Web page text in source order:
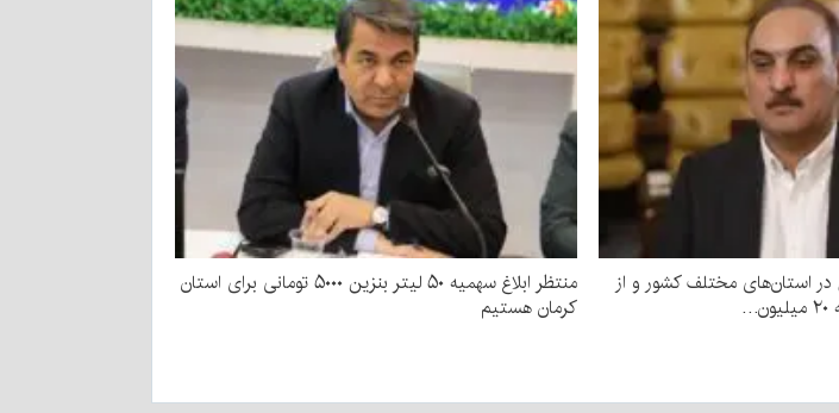
استان‌های مختلف کشور و از
منتظر ابلاغ سهمیه ۵۰ لیتر بنزین ۵۰۰۰ تومانی برای استان
کرمان هستیم